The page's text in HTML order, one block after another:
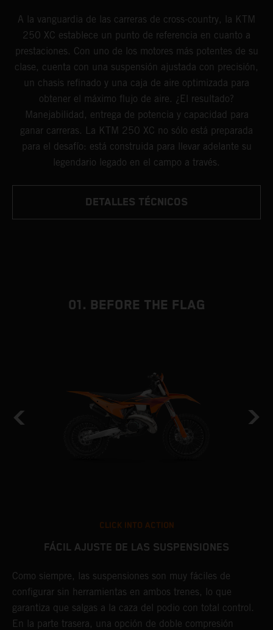
A la vanguardia de las carreras de cross-country, la KTM
250 XC establece un punto de referencia en cuanto a
prestaciones. Con uno de los motores más potentes de su
clase, cuenta con una suspensión ajustada con precisión,
un chasis refinado y una caja de aire optimizada para
obtener el máximo flujo de aire. ¿El resultado?
Manejabilidad, entrega de potencia y capacidad para
ganar carreras. La KTM 250 XC no sólo está preparada
para el desafío: está construida para llevar adelante su
legendario legado en el campo a través.
DETALLES TÉCNICOS
01. BEFORE THE FLAG
CLICK INTO ACTION
FÁCIL AJUSTE DE LAS SUSPENSIONES
Como siempre, las suspensiones son muy fáciles de
configurar sin herramientas en ambos trenes, lo que
garantiza que salgas a la caza del podio con total control.
En la parte trasera, una opción de doble compresión